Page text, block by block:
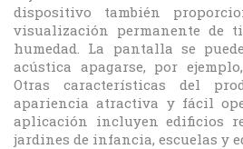
dispositivo también
visualización permanente de
humedad. La pantalla se
acústica apagarse, por
Otras características del
apariencia atractiva y fácil
aplicación incluyen edificios
jardines de infancia, escuelas y